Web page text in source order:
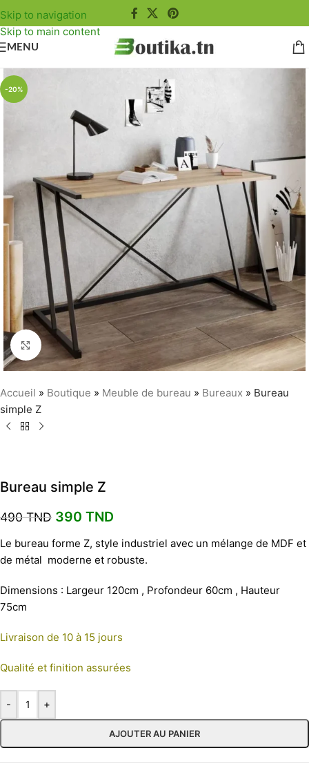
Skip to navigation
Skip to main content
MENU
-20%
Agrandir
Accueil » Boutique » Meuble de bureau » Bureaux » Bureau
simple Z
Bureau simple Z
490TND 390 TND
Le bureau forme Z, style industriel avec un mélange de MDF et
de métal moderne et robuste.
Dimensions : Largeur 120cm , Profondeur 60cm , Hauteur
75cm
Livraison de 10 à 15 jours
Qualité et finition assurées
- +
AJOUTER AU PANIER